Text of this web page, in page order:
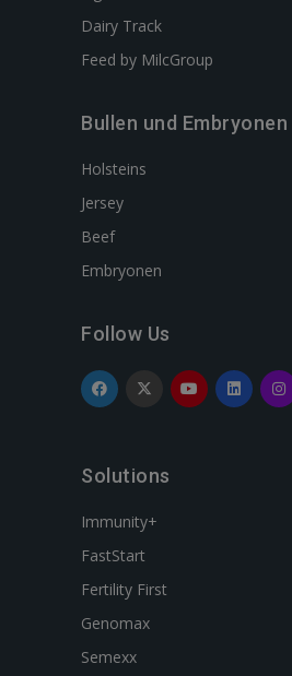
Dairy Track
Feed by MilcGroup
Bullen und Embryonen
Holsteins
Jersey
Beef
Embryonen
Follow Us
Solutions
Immunity+
FastStart
Fertility First
Genomax
Semexx